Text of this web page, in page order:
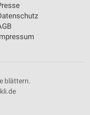
blättern.